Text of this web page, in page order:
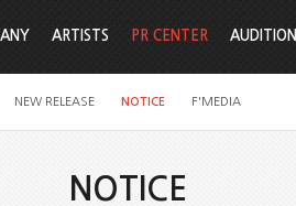
ARTISTS PR CENTER
NEW RELEASE NOTICE F'MEDIA
AUDITION
NOTICE